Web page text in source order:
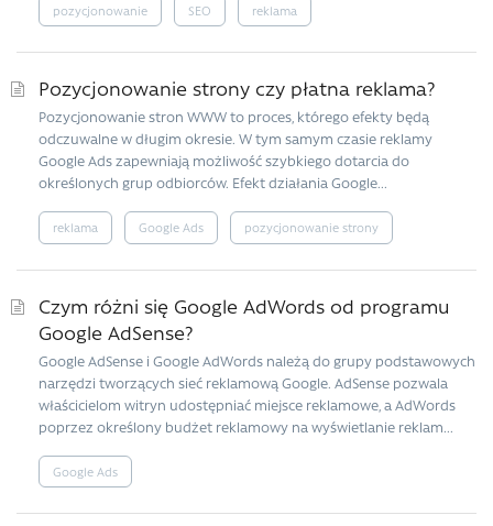
pozycjonowanie SEO reklama
Pozycjonowanie strony czy płatna reklama?
Pozycjonowanie stron WWW to proces, którego efekty będą
odczuwalne w długim okresie. W tym samym czasie reklamy
Google Ads zapewniają możliwość szybkiego dotarcia do
określonych grup odbiorców. Efekt działania Google...
reklama Google Ads pozycjonowanie strony
Czym różni się Google AdWords od programu
Google AdSense?
Google AdSense i Google AdWords należą do grupy podstawowych
narzędzi tworzących sieć reklamową Google. AdSense pozwala
właścicielom witryn udostępniać miejsce reklamowe, a AdWords
poprzez określony budżet reklamowy na wyświetlanie reklam...
Google Ads